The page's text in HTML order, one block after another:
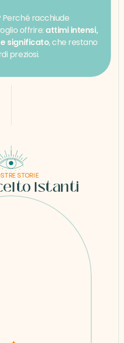
Perché racchiude
offrire: attimi intensi,
significato, che restano
preziosi.
STORIE
Istanti